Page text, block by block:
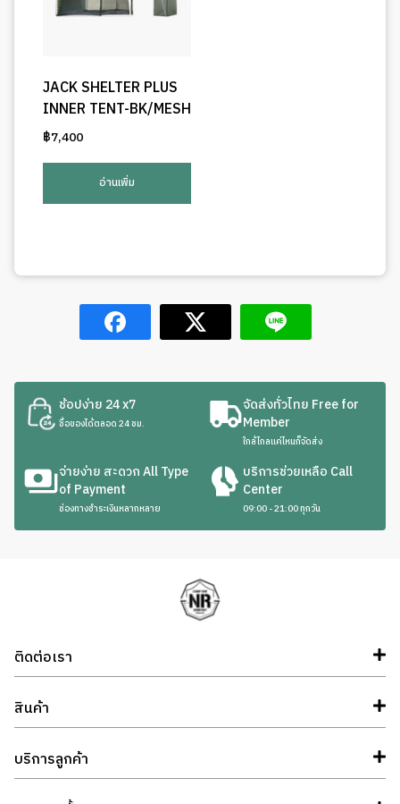
JACK SHELTER PLUS
INNER TENT-BK/MESH
฿7,400
อ่านเพิ่ม
ช้อปง่าย 24 x7
ซื้อของได้ตลอด 24 ชม.
จัดส่งทั่วไทย Free for
Member
ใกล้ไกลแค่ไหนก็จัดส่ง
จ่ายง่าย สะดวก All Type
of Payment
ช่องทางชำระเงินหลากหลาย
บริการช่วยเหลือ Call
Center
09:00 - 21:00 ทุกวัน
ติดต่อเรา
สินค้า
บริการลูกค้า